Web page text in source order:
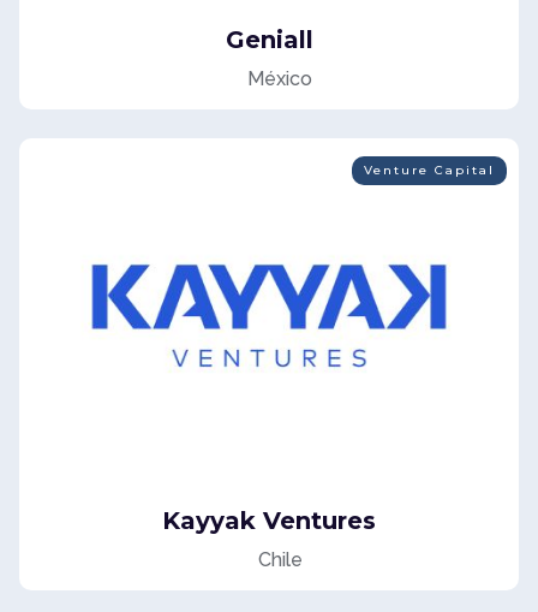
Geniall
México
Venture Capital
Kayyak Ventures
Chile